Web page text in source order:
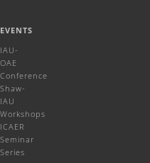
EVENTS
IAU-
OAE
Conference
Shaw-
IAU
Workshops
ICAER
Seminar
Series